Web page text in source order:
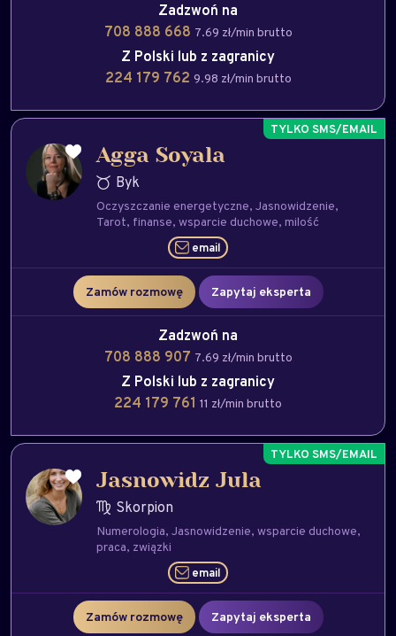
Zadzwoń na
708 888 668 7.69 zł/min brutto
Z Polski lub z zagranicy
224 179 762 9.98 zł/min brutto
Agga Soyala
Byk
Oczyszczanie energetyczne Jasnowidzenie
Tarot finanse wsparcie duchowe milość
email
Zamów rozmowę Zapytaj eksperta
Zadzwoń na
708 888 907 7.69 zł/min brutto
Z Polski lub z zagranicy
224 179 761 11 zł/min brutto
Jasnowidz Jula
Skorpion
Numerologia Jasnowidzenie wsparcie duchowe
praca związki
email
Zamów rozmowę Zapytaj eksperta